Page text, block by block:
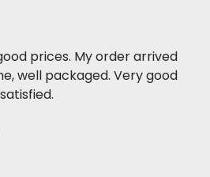
prices. My order arrived
well packaged. Very good